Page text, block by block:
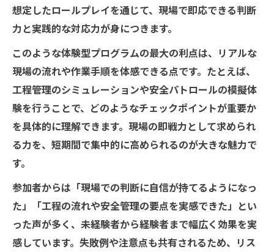
想定したロールプレイを通じて、現場で即応できる判断
力と実践的な対応力が身につきます。
このような体験型プログラムの最大の利点は、リアルな
現場の流れや作業手順を体感できる点です。たとえば、
工程管理のシミュレーションや安全パトロールの模擬体
験を行うことで、どのようなチェックポイントが重要か
を具体的に理解できます。現場の即戦力として求められ
る力を、短期間で集中的に高められるのが大きな魅力で
す。
参加者からは「現場での判断に自信が持てるようになっ
た」「工程の流れや安全管理の要点を実感できた」とい
った声が多く、未経験者から経験者まで幅広く効果を実
感しています。失敗例や注意点も共有されるため、リス